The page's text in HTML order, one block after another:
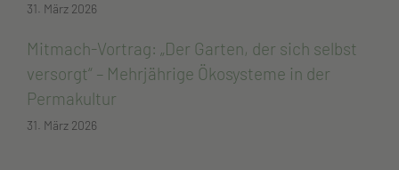
31. März 2026
Mitmach-Vortrag: „Der Garten, der sich selbst
versorgt“ – Mehrjährige Ökosysteme in der
Permakultur
31. März 2026